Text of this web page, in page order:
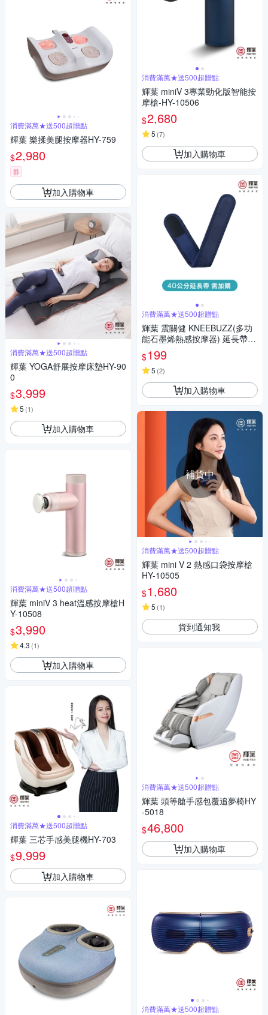
消費滿萬★送500超贈點
輝葉 樂揉美腿按摩器HY-759
$2,980
券
加入購物車
消費滿萬★送500超贈點
輝葉 YOGA舒展按摩床墊HY-90
0
$3,999
5 (1)
加入購物車
消費滿萬★送500超贈點
輝葉 miniV 3 heat溫感按摩槍H
Y-10508
$3,990
4.3 (1)
加入購物車
消費滿萬★送500超贈點
輝葉 三芯手感美腿機HY-703
$9,999
加入購物車
消費滿萬★送500超贈點
輝葉 miniV 3專業勁化版智能按
摩槍-HY-10506
$2,680
5 (7)
加入購物車
消費滿萬★送500超贈點
輝葉 震關健 KNEEBUZZ(多功
能石墨烯熱感按摩器) 延長帶-H
Y-762-BU-001
$199
5 (2)
加入購物車
補貨中
消費滿萬★送500超贈點
輝葉 mini V 2 熱感口袋按摩槍
HY-10505
$1,680
5 (1)
貨到通知我
消費滿萬★送500超贈點
輝葉 頭等艙手感包覆追夢椅HY
-5018
$46,800
加入購物車
消費滿萬★送500超贈點